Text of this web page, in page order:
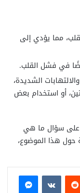
مما يؤدي إلى
في فشل القلب.
الشديدة،
أو استخدام بعض
على سؤال ما هي
حول هذا الموضوع،
ماسنجر